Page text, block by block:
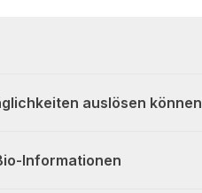
auslösen können
Informationen